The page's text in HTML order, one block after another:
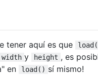
tener aquí es que
width y height , es
en
load() sí mismo!